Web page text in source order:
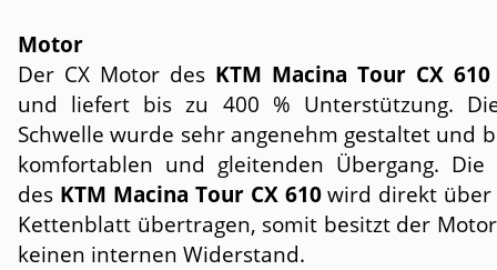
Motor
Der CX Motor des KTM Macina Tour CX 610
und liefert bis zu 400 % Unterstützung.
Schwelle wurde sehr angenehm gestaltet und
komfortablen und gleitenden Übergang. Die
des KTM Macina Tour CX 610wird direkt über
Kettenblatt übertragen, somit besitzt der
keinen internen Widerstand.